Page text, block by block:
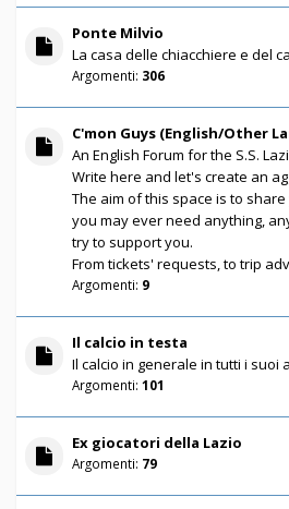
Ponte Milvio
La casa delle chiacchiere e del
Argomenti: 306
C'mon Guys (English/Other
An English Forum for the S.S.
Write here and let's create an
The aim of this space is to
you may ever need anything,
try to support you.
From tickets' requests, to trip
Argomenti: 9
Il calcio in testa
Il calcio in generale in tutti i suoi
Argomenti: 101
Ex giocatori della Lazio
Argomenti: 79